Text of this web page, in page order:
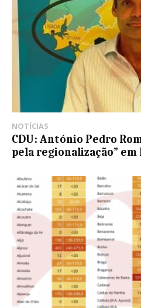
NOTÍCIAS
CDU: António Pedro
pela regionalização”